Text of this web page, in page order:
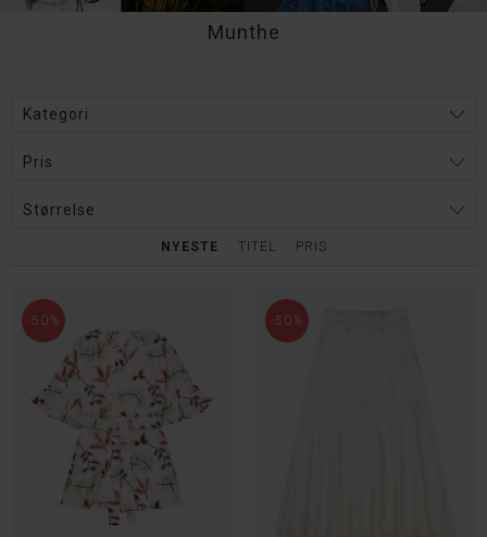
Munthe
Kategori
Pris
Størrelse
NYESTE TITEL PRIS
-50% -50%